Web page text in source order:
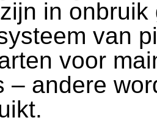
in onbruik
van
voor
– andere